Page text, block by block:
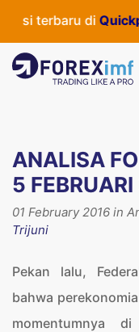
diQuickpro.co.id
ANALISA
5
01 February 2016 in
Trijuni
Pekan lalu,
bahwa
momentumnya